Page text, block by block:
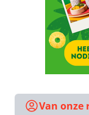
Van onze